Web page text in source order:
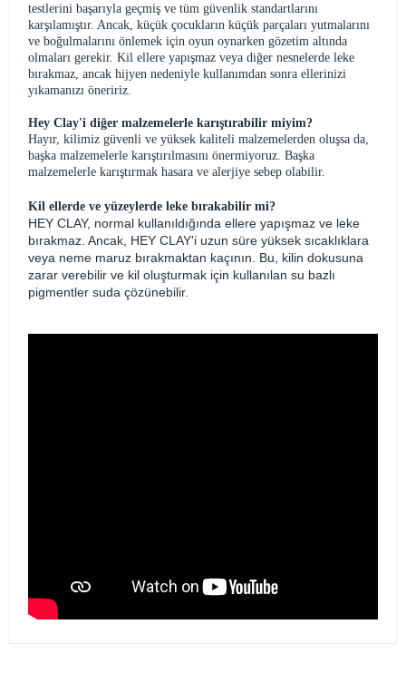
testlerini başarıyla geçmiş ve tüm güvenlik standartlarını
karşılamıştır. Ancak, küçük çocukların küçük parçaları yutmalarını
ve boğulmalarını önlemek için oyun oynarken gözetim altında
olmaları gerekir. Kil ellere yapışmaz veya diğer nesnelerde leke
bırakmaz, ancak hijyen nedeniyle kullanımdan sonra ellerinizi
yıkamanızı öneririz.
Hey Clay'i diğer malzemelerle karıştırabilir miyim?
Hayır, kilimiz güvenli ve yüksek kaliteli malzemelerden oluşsa da,
başka malzemelerle karıştırılmasını önermiyoruz. Başka
malzemelerle karıştırmak hasara ve alerjiye sebep olabilir.
Kil ellerde ve yüzeylerde leke bırakabilir mi?
HEY CLAY, normal kullanıldığında ellere yapışmaz ve leke
bırakmaz. Ancak, HEY CLAY'i uzun süre yüksek sıcaklıklara
veya neme maruz bırakmaktan kaçının. Bu, kilin dokusuna
zarar verebilir ve kil oluşturmak için kullanılan su bazlı
pigmentler suda çözünebilir.